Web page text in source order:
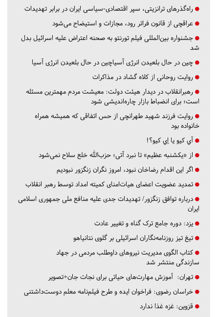
راه‌گذرهای ترانزیتی، سپر اقتصادی-سیاسی ایران در برابر تهدیدات
عراقچی از قانون فراتر رود، مجازات و استیضاح می‌شود
جشنواره بین‌المللی فیلم تورنتو به صحنه اعتراض علیه اسرائیل بدل
شد
چین در حال بلعیدن انرژی آسیاچین در حال بلعیدن انرژی آسیا
روایت روحانی از کلاه گشاد در مذاکرات
رهبرانقلاب در دیدار هیئت دولت: معیشت مردم مهمترین مسئله
است؛ برای انضباط بازار چاره‌اندیشی شود
روایت فرزند شهید طهرانچی از حس اتفاقی که همیشه همراه
خانواده بود
آي كيو يا اِي كيو؟!
از «یکشنبه عظیم» تا نبرد آتی؛ حزب‌الله خلع سلاح نمی‌شود
اگر این اقدام رضاخان نبود، امروز نگران زنگزور نبودیم
تمدید عضویت اعضای هیات‌امنای کمیته امداد توسط رهبر انقلاب
درباره توافق زنگزور/ تهدیدات جدی علیه منافع ملی جمهوری اسلامی
ایران
یزد: دوره جامع ترک گناه و تغییر عادت
تیغ تیز روزنامه‌نگاران اسرائیلی بر گلوی نتانیاهو
کتاب الگوی مدیریت نیروهای داوطلب مردمی در جهاد
سازندگی منتشر شد
تهران: آموزش مهارت‌های حیاتی برای نجات جان+تصویر
خراسان رضوی: فراخوان ایده و طرح فیلم‌نامه معلم دوست‌داشتنی
قزوین: غزه غذا ندارد